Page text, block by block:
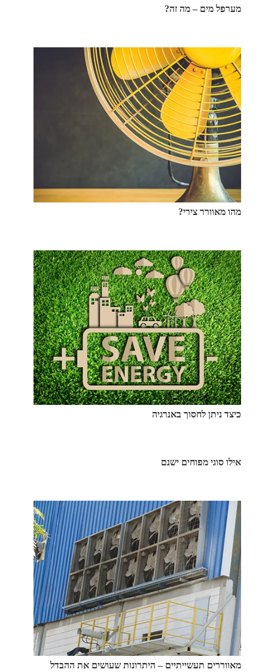
מערפל מים – מה זה?
מהו מאוורר צירי?
כיצד ניתן לחסוך באנרגיה
אילו סוגי מפוחים ישנם
מאווררים תעשייתיים – היתרונות שעושים את ההבדל